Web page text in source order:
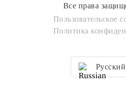
Все права
Пользовательское
Политика
Русский